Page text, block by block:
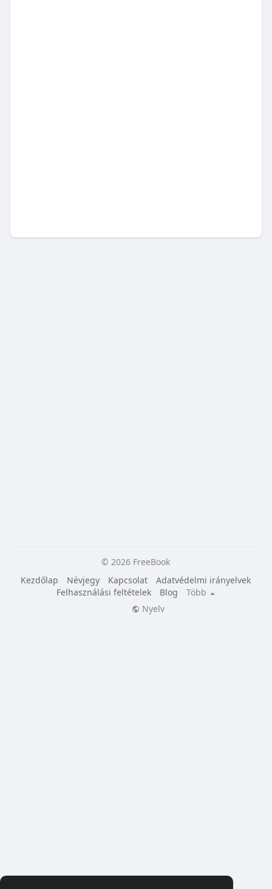
© 2026 FreeBook
Kezdőlap
Névjegy Kapcsolat
Adatvédelmi irányelvek
Felhasználási feltételek
Blog
Több
Nyelv